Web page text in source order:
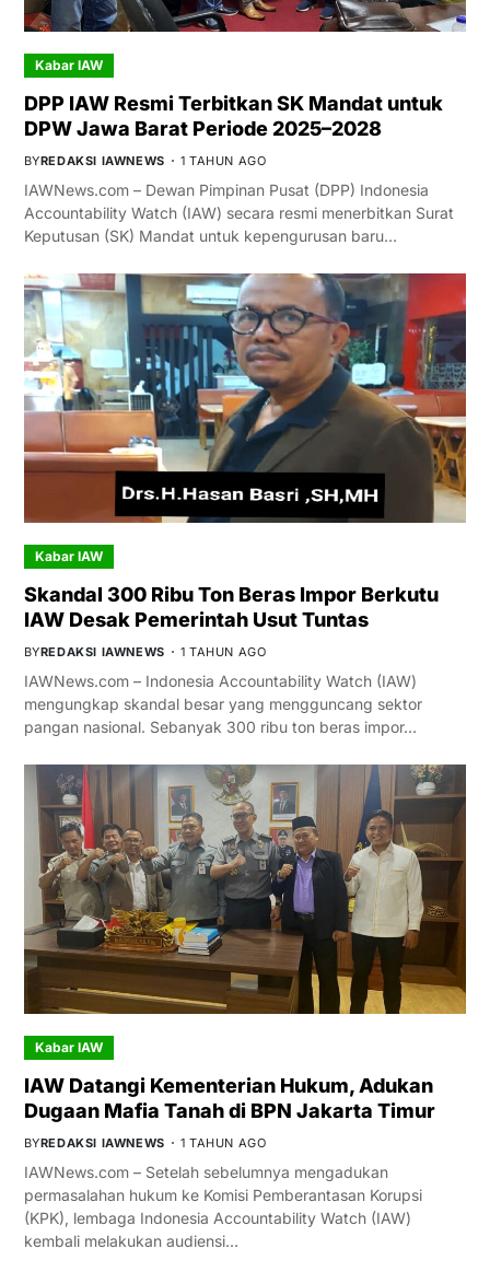
Kabar IAW
DPP IAW Resmi Terbitkan SK Mandat untuk
DPW Jawa Barat Periode 2025–2028
BYREDAKSI IAWNEWS 1 TAHUN AGO
IAWNews.com – Dewan Pimpinan Pusat (DPP) Indonesia
Accountability Watch (IAW) secara resmi menerbitkan Surat
Keputusan (SK) Mandat untuk kepengurusan baru…
Kabar IAW
Skandal 300 Ribu Ton Beras Impor Berkutu
IAW Desak Pemerintah Usut Tuntas
BYREDAKSI IAWNEWS 1 TAHUN AGO
IAWNews.com – Indonesia Accountability Watch (IAW)
mengungkap skandal besar yang mengguncang sektor
pangan nasional. Sebanyak 300 ribu ton beras impor…
Kabar IAW
IAW Datangi Kementerian Hukum, Adukan
Dugaan Mafia Tanah di BPN Jakarta Timur
BYREDAKSI IAWNEWS 1 TAHUN AGO
IAWNews.com – Setelah sebelumnya mengadukan
permasalahan hukum ke Komisi Pemberantasan Korupsi
(KPK), lembaga Indonesia Accountability Watch (IAW)
kembali melakukan audiensi…